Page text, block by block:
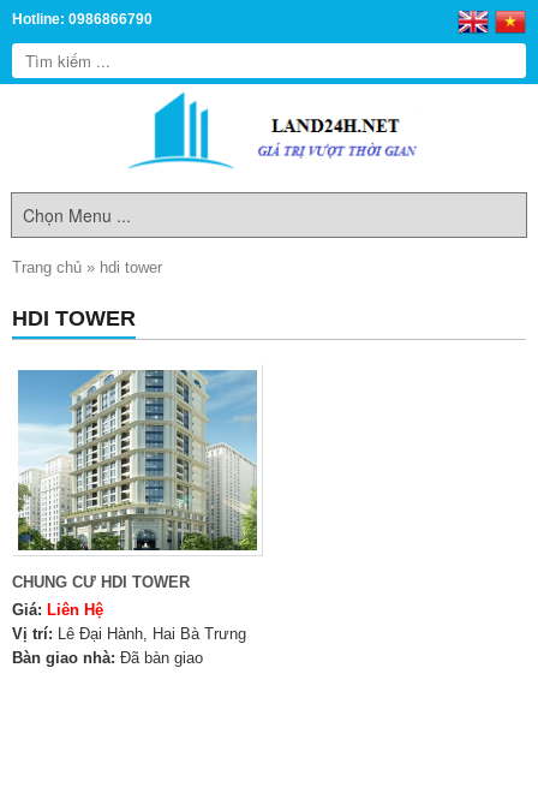
Hotline: 0986866790
Trang chủ » hdi tower
HDI TOWER
CHUNG CƯ HDI TOWER
Giá: Liên Hệ
Vị trí: Lê Đại Hành, Hai Bà Trưng
Bàn giao nhà: Đã bàn giao